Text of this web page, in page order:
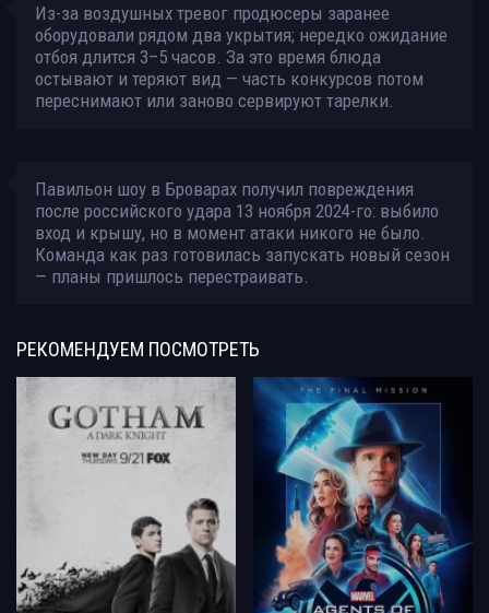
Из-за воздушных тревог продюсеры заранее
оборудовали рядом два укрытия; нередко ожидание
отбоя длится 3–5 часов. За это время блюда
остывают и теряют вид — часть конкурсов потом
переснимают или заново сервируют тарелки.
Павильон шоу в Броварах получил повреждения
после российского удара 13 ноября 2024-го: выбило
вход и крышу, но в момент атаки никого не было.
Команда как раз готовилась запускать новый сезон
— планы пришлось перестраивать.
РЕКОМЕНДУЕМ ПОСМОТРЕТЬ